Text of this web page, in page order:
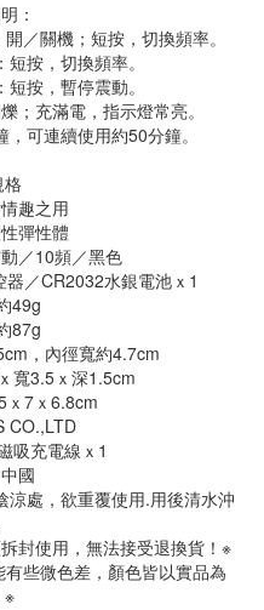
：
關機；短按，切換頻率。
按，切換頻率。
暫停震動。
；充滿電，指示燈常亮。
續使用約50分鐘。
格
趣之用
彈性體
／10頻／黑色
／CR2032水銀電池ｘ1
49g
87g
，內徑寬約4.7cm
3.5ｘ深1.5cm
ｘ7ｘ6.8cm
CO.,LTD
吸充電線ｘ1
國
處，欲重覆使用.用後清水沖
封使用，無法接受退換貨！※
些微色差，顏色皆以實品為
※